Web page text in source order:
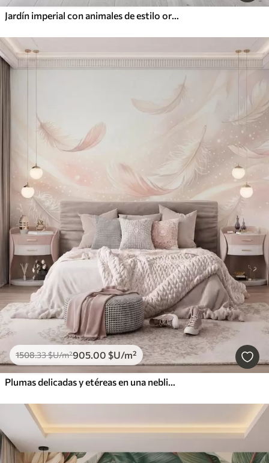
Jardín imperial con animales de estilo oriental: mono, leopardo, tigre, pavo real y garza
1508.33$U/m²905.00 $U/m²
Plumas delicadas y etéreas en una neblina de color rosa melocotón con destellos